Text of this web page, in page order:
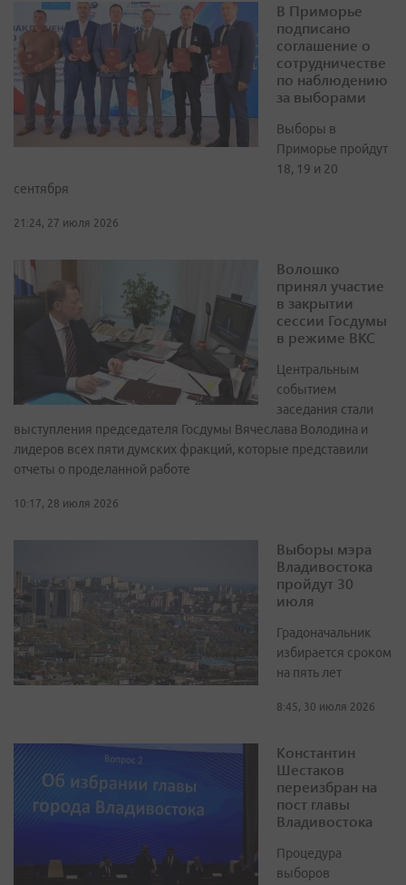
В Приморье
подписано
соглашение о
сотрудничестве
по наблюдению
за выборами
Выборы в
Приморье пройдут
18, 19 и 20
сентября
21:24, 27 июля 2026
Волошко
принял участие
в закрытии
сессии Госдумы
в режиме ВКС
Центральным
событием
заседания стали
выступления председателя Госдумы Вячеслава Володина и
лидеров всех пяти думских фракций, которые представили
отчеты о проделанной работе
10:17, 28 июля 2026
Выборы мэра
Владивостока
пройдут 30
июля
Градоначальник
избирается сроком
на пять лет
8:45, 30 июля 2026
Константин
Шестаков
переизбран на
пост главы
Владивостока
Процедура
выборов